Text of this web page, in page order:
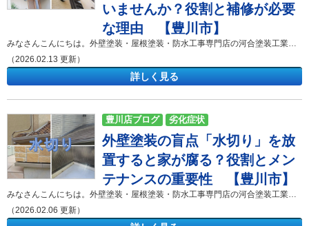
いませんか？役割と補修が必要
な理由 【豊川市】
（2026.02.13 更新）
詳しく見る
外壁塗装の盲点「水切り」を放
置すると家が腐る？役割とメン
テナンスの重要性 【豊川市】
（2026.02.06 更新）
豊川店ブログ
劣化症状
外壁・屋根塗装のいろは